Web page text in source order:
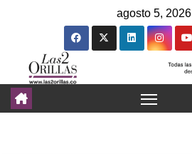
agosto 5, 2026